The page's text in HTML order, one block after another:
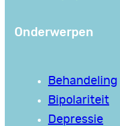
Onderwerpen
Behandeling
Bipolariteit
Depressie